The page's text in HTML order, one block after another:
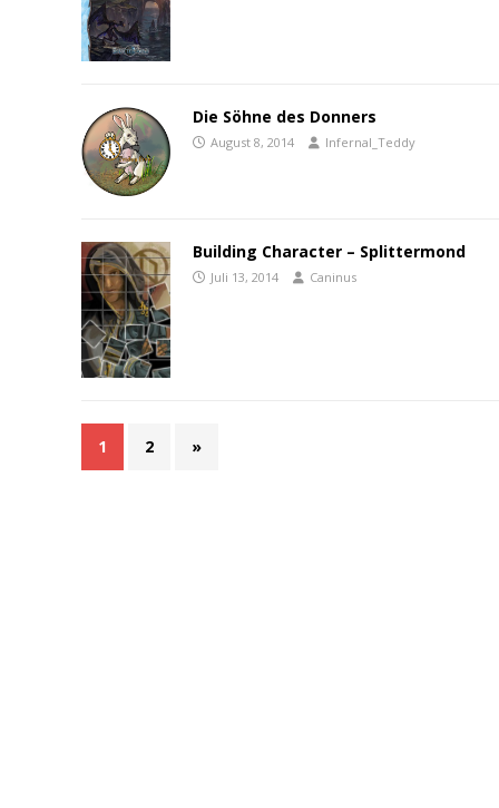
Die Söhne des Donners
August 8, 2014 Infernal_Teddy
Building Character – Splittermond
Juli 13, 2014 Caninus
1 2 »